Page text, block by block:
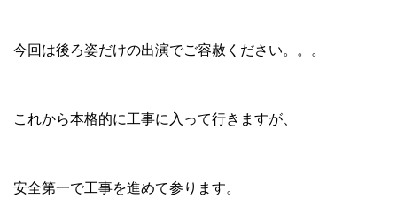
今回は後ろ姿だけの出演でご容赦ください。。。
これから本格的に工事に入って行きますが、
安全第一で工事を進めて参ります。